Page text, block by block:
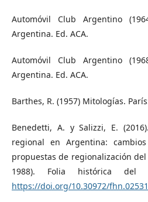
Automóvil Club Argentino
Argentina. Ed. ACA.
Automóvil Club Argentino
Argentina. Ed. ACA.
Barthes, R. (1957) Mitologías.
Benedetti, A. y Salizzi, E.
regional en Argentina:
propuestas de regionalización
1988). Folia histórica del
https://doi.org/10.30972/